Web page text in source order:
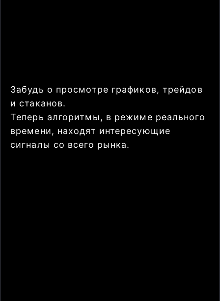
Забудь о просмотре графиков, трейдов
и стаканов.
Теперь алгоритмы, в режиме реального
времени, находят интересующие
сигналы со всего рынка.